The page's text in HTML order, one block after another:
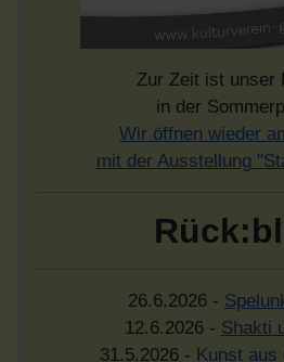
Zur Zeit ist unser
in der
Wir öffnen wieder
mit der Ausstellung
26.6.2026 -
12.6.2026 - Shakti
31.5.2026 - Kunst aus